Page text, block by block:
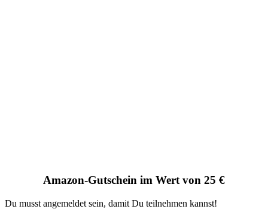
Amazon-Gutschein im Wert von 25 €
Du musst angemeldet sein, damit Du teilnehmen kannst!